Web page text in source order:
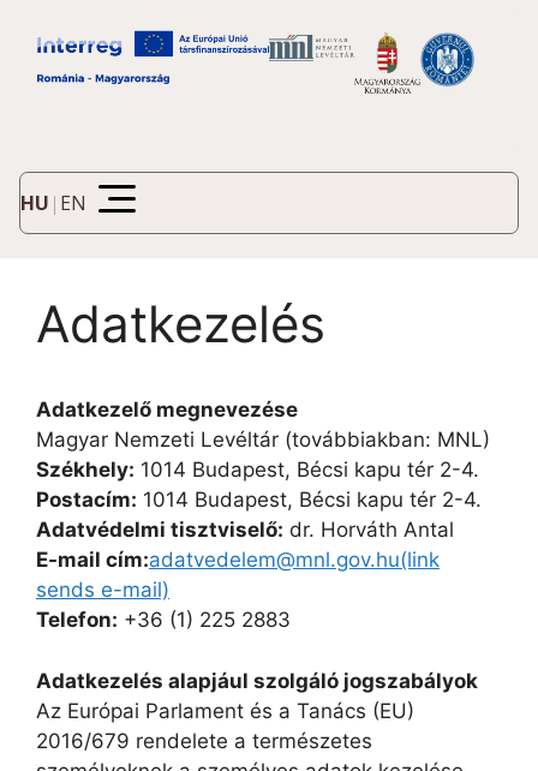
HU | EN
Adatkezelés
Adatkezelő megnevezése
Magyar Nemzeti Levéltár (továbbiakban: MNL)
Székhely: 1014 Budapest, Bécsi kapu tér 2-4.
Postacím: 1014 Budapest, Bécsi kapu tér 2-4.
Adatvédelmi tisztviselő: dr. Horváth Antal
E-mail cím:adatvedelem@mnl.gov.hu(link
sends e-mail)
Telefon: +36 (1) 225 2883
Adatkezelés alapjául szolgáló jogszabályok
Az Európai Parlament és a Tanács (EU)
2016/679 rendelete a természetes